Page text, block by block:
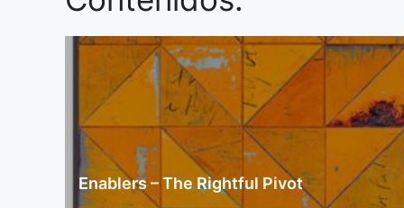
Enablers – The Rightful Pivot